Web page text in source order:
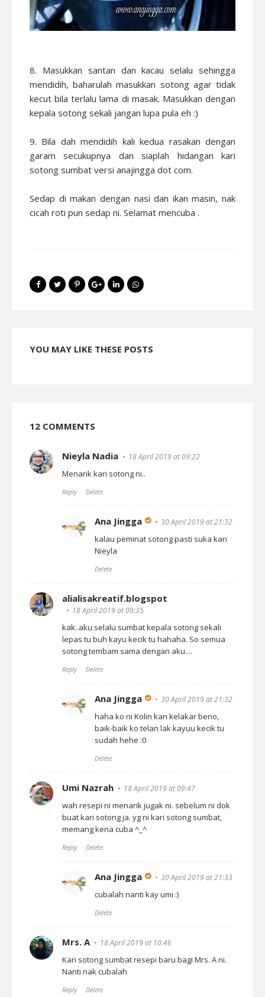
8. Masukkan santan dan kacau selalu sehingga
mendidih, baharulah masukkan sotong agar tidak
kecut bila terlalu lama di masak. Masukkan dengan
kepala sotong sekali jangan lupa pula eh :)
9. Bila dah mendidih kali kedua rasakan dengan
garam secukupnya dan siaplah hidangan kari
sotong sumbat versi anajingga dot com.
Sedap di makan dengan nasi dan ikan masin, nak
cicah roti pun sedap ni. Selamat mencuba .
YOU MAY LIKE THESE POSTS
12 COMMENTS
Nieyla Nadia 18 April 2019 at 09:22
Menarik kari sotong ni..
Reply Delete
Ana Jingga 30 April 2019 at 21:32
kalau peminat sotong pasti suka kan
Nieyla
Delete
alialisakreatif.blogspot
18 April 2019 at 09:35
kak..aku selalu sumbat kepala sotong sekali
lepas tu buh kayu kecik tu hahaha. So semua
sotong tembam sama dengan aku....
Reply Delete
Ana Jingga 30 April 2019 at 21:32
haha ko ni Kolin kan kelakar beno,
baik-baik ko telan lak kayuu kecik tu
sudah hehe :0
Delete
Umi Nazrah 18 April 2019 at 09:47
wah resepi ni menarik jugak ni. sebelum ni dok
buat kari sotong ja. yg ni kari sotong sumbat,
memang kena cuba ^_^
Reply Delete
Ana Jingga 30 April 2019 at 21:33
cubalah nanti kay umi :)
Delete
Mrs. A 18 April 2019 at 10:46
Kari sotong sumbat resepi baru bagi Mrs. A ni.
Nanti nak cubalah
Reply Delete